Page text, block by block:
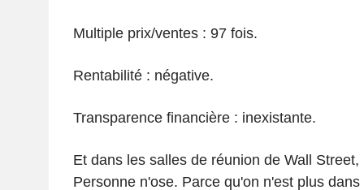
Multiple prix/ventes : 97 fois.
Rentabilité : négative.
Transparence financière : inexistante.
Et dans les salles de réunion de Wall
Personne n'ose. Parce qu'on n'est plus